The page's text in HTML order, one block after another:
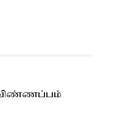
விண்ணப்பம்